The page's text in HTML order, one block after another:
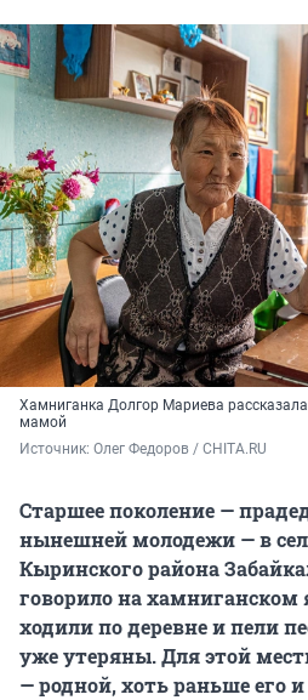
Хамниганка Долгор Мариева
мамой
Источник: Олег Федоров / CHITA.RU
Старшее поколение —
нынешней молодежи — в
Кыринского района
говорило на хамниганском
ходили по деревне и пели
уже утеряны. Для этой
— родной, хоть раньше его